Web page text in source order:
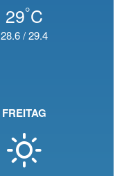
29°C
28.6/29.4
FREITAG